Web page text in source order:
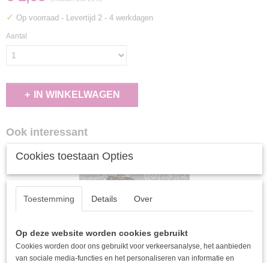
✓ Op voorraad - Levertijd 2 - 4 werkdagen
Aantal
IN WINKELWAGEN
Ook interessant
Cookies toestaan Opties
Toestemming Details Over
Op deze website worden cookies gebruikt
Cookies worden door ons gebruikt voor verkeersanalyse, het aanbieden
van sociale media-functies en het personaliseren van informatie en